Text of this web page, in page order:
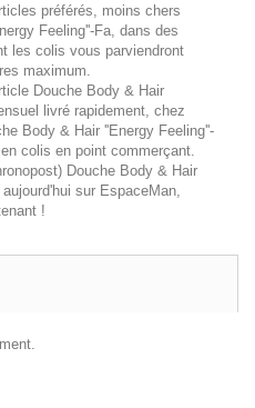
préférés, moins chers
Feeling''-Fa, dans des
les colis vous parviendront
maximum.
Douche Body & Hair
livré rapidement, chez
Body & Hair ''Energy Feeling''-
colis en point commerçant.
Douche Body & Hair
sur EspaceMan,
!